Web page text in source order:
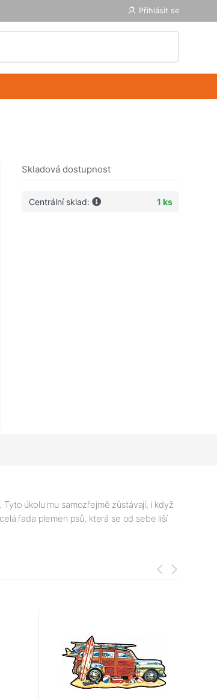
Přihlásit se
Skladová dostupnost
Centrální sklad: 1 ks
úkolu mu samozřejmě zůstávají, i když
řada plemen psů, která se od sebe liší